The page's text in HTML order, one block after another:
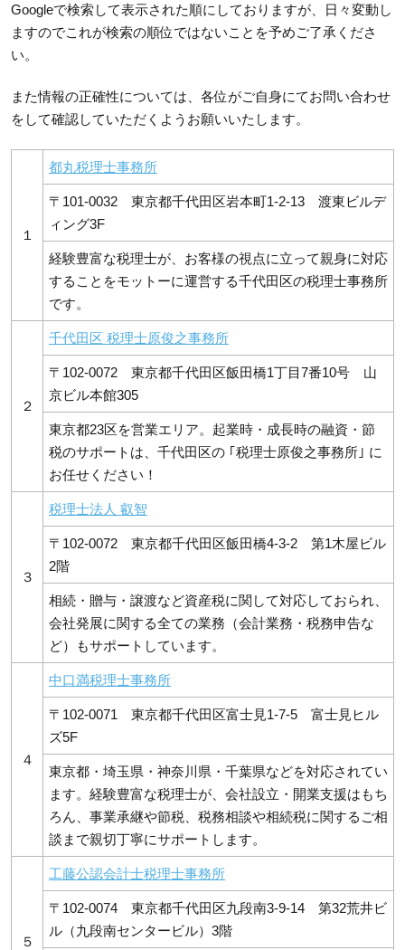
Googleで検索して表示された順にしておりますが、日々変動し
ますのでこれが検索の順位ではないことを予めご了承くださ
い。
また情報の正確性については、各位がご自身にてお問い合わせ
をして確認していただくようお願いいたします。
１
都丸税理士事務所
〒101-0032 東京都千代田区岩本町1-2-13 渡東ビルデ
ィング3F
経験豊富な税理士が、お客様の視点に立って親身に対応
することをモットーに運営する千代田区の税理士事務所
です。
２
千代田区 税理士原俊之事務所
〒102-0072 東京都千代田区飯田橋1丁目7番10号 山
京ビル本館305
東京都23区を営業エリア。起業時・成長時の融資・節
税のサポートは、千代田区の ｢税理士原俊之事務所｣ に
お任せください！
３
税理士法人 叡智
〒102-0072 東京都千代田区飯田橋4-3-2 第1木屋ビル
2階
相続・贈与・譲渡など資産税に関して対応しておられ、
会社発展に関する全ての業務（会計業務・税務申告な
ど）もサポートしています。
４
中口満税理士事務所
〒102-0071 東京都千代田区富士見1-7-5 富士見ヒル
ズ5F
東京都・埼玉県・神奈川県・千葉県などを対応されてい
ます。経験豊富な税理士が、会社設立・開業支援はもち
ろん、事業承継や節税、税務相談や相続税に関するご相
談まで親切丁寧にサポートします。
５
工藤公認会計士税理士事務所
〒102-0074 東京都千代田区九段南3-9-14 第32荒井ビ
ル（九段南センタービル）3階